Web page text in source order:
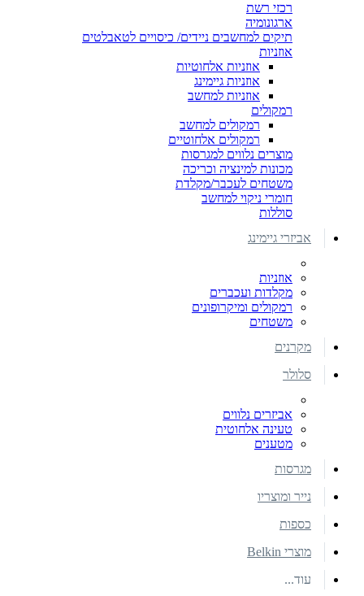
רכזי רשת
ארגונומיה
תיקים למחשבים ניידים/ כיסויים לטאבלטים
אוזניות
אוזניות אלחוטיות
אוזניות גיימינג
אוזניות למחשב
רמקולים
רמקולים למחשב
רמקולים אלחוטיים
מוצרים נלווים למגרסות
מכונות למינציה וכריכה
משטחים לעכבר/מקלדת
חומרי ניקוי למחשב
סוללות
אביזרי גיימינג
אוזניות
מקלדות ועכברים
רמקולים ומיקרופונים
משטחים
מקרנים
סלולר
אביזרים נלווים
טעינה אלחוטית
מטענים
מגרסות
נייר ומוצריו
כספות
מוצרי Belkin
עוד...